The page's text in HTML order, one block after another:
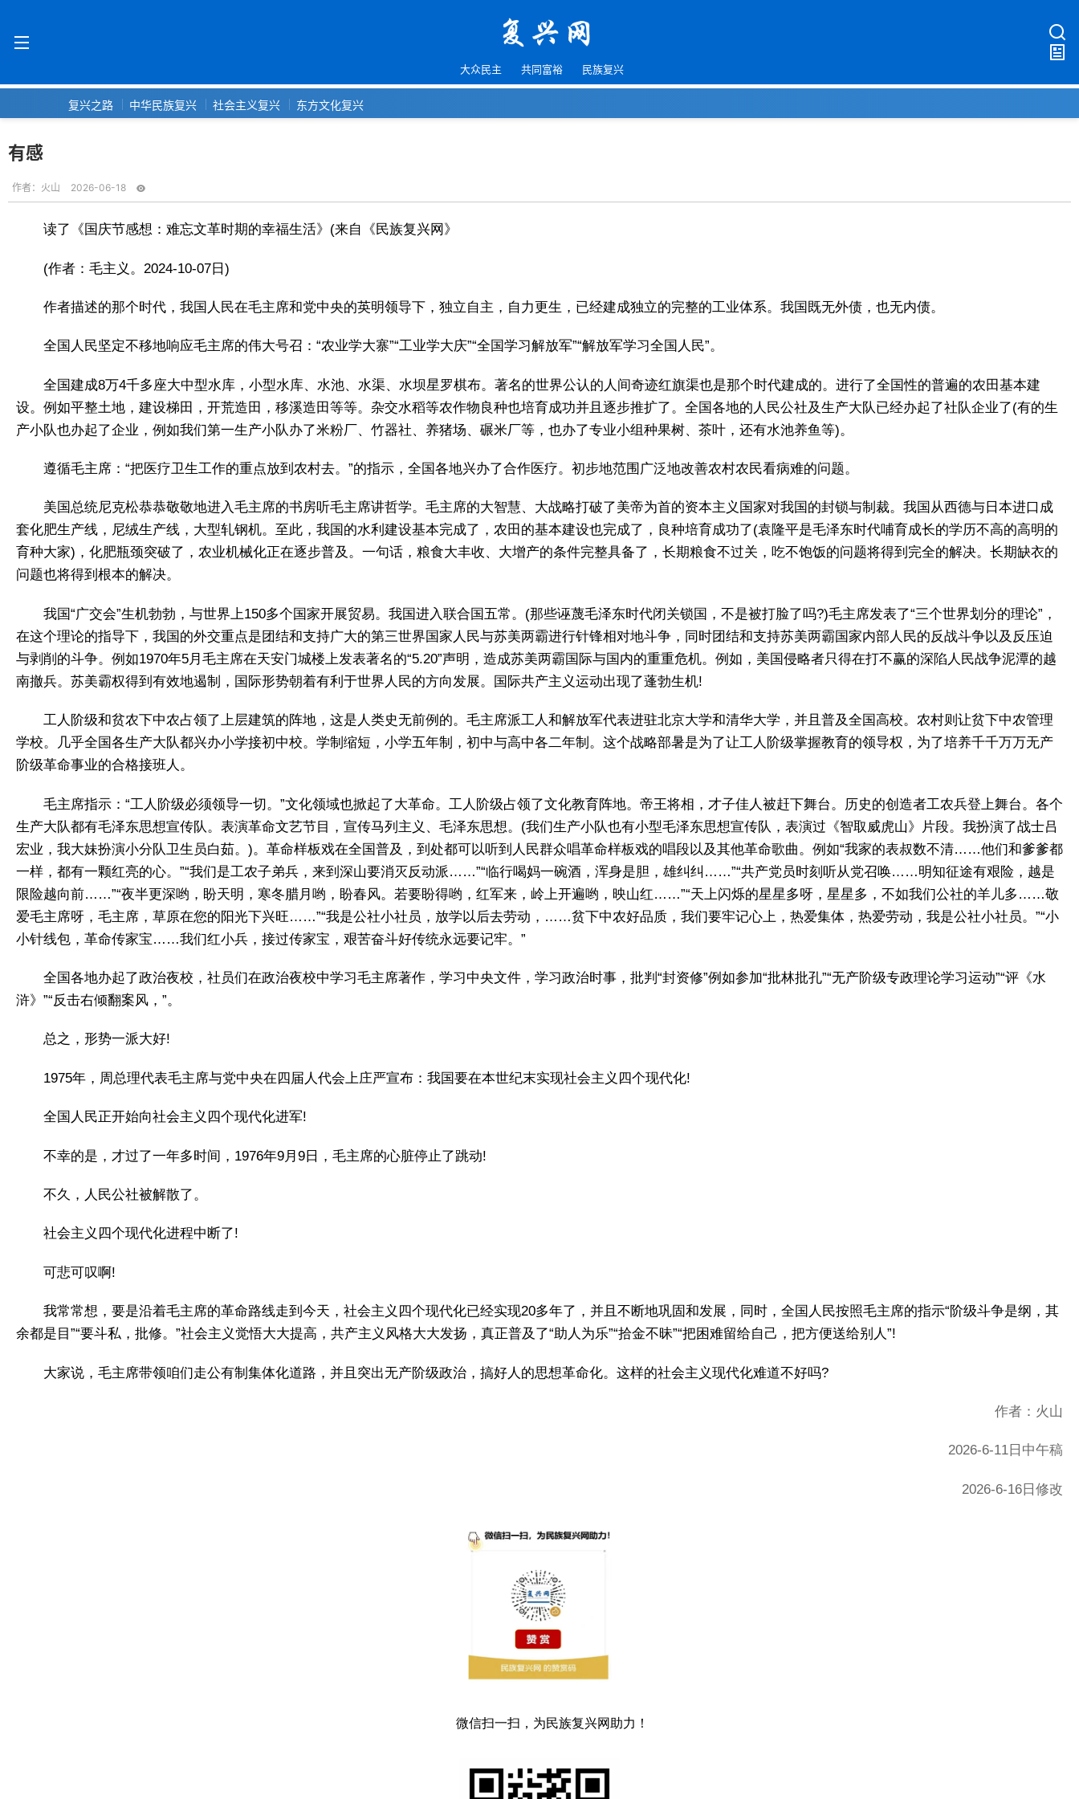
大众民主 共同富裕 民族复兴
复兴之路 中华民族复兴 社会主义复兴 东方文化复兴
有感
作者： 火山 2026-06-18
读了《国庆节感想：难忘文革时期的幸福生活》(来自《民族复兴网》
(作者：毛主义。2024-10-07日)
作者描述的那个时代，我国人民在毛主席和党中央的英明领导下，独立自主，自力更生，已经建成独立的完整的工业体系。我国既无外债，也无内债。
全国人民坚定不移地响应毛主席的伟大号召：“农业学大寨”“工业学大庆”“全国学习解放军”“解放军学习全国人民”。
全国建成8万4千多座大中型水库，小型水库、水池、水渠、水坝星罗棋布。著名的世界公认的人间奇迹红旗渠也是那个时代建成的。进行了全国性的普遍的农田基本建
设。例如平整土地，建设梯田，开荒造田，移溪造田等等。杂交水稻等农作物良种也培育成功并且逐步推扩了。全国各地的人民公社及生产大队已经办起了社队企业了(有的生
产小队也办起了企业，例如我们第一生产小队办了米粉厂、竹器社、养猪场、碾米厂等，也办了专业小组种果树、茶叶，还有水池养鱼等)。
遵循毛主席：“把医疗卫生工作的重点放到农村去。”的指示，全国各地兴办了合作医疗。初步地范围广泛地改善农村农民看病难的问题。
美国总统尼克松恭恭敬敬地进入毛主席的书房听毛主席讲哲学。毛主席的大智慧、大战略打破了美帝为首的资本主义国家对我国的封锁与制裁。我国从西德与日本进口成
套化肥生产线，尼绒生产线，大型轧钢机。至此，我国的水利建设基本完成了，农田的基本建设也完成了，良种培育成功了(袁隆平是毛泽东时代哺育成长的学历不高的高明的
育种大家)，化肥瓶颈突破了，农业机械化正在逐步普及。一句话，粮食大丰收、大增产的条件完整具备了，长期粮食不过关，吃不饱饭的问题将得到完全的解决。长期缺衣的
问题也将得到根本的解决。
我国“广交会”生机勃勃，与世界上150多个国家开展贸易。我国进入联合国五常。(那些诬蔑毛泽东时代闭关锁国，不是被打脸了吗?)毛主席发表了“三个世界划分的理论”，
在这个理论的指导下，我国的外交重点是团结和支持广大的第三世界国家人民与苏美两霸进行针锋相对地斗争，同时团结和支持苏美两霸国家内部人民的反战斗争以及反压迫
与剥削的斗争。例如1970年5月毛主席在天安门城楼上发表著名的“5.20”声明，造成苏美两霸国际与国内的重重危机。例如，美国侵略者只得在打不赢的深陷人民战争泥潭的越
南撤兵。苏美霸权得到有效地遏制，国际形势朝着有利于世界人民的方向发展。国际共产主义运动出现了蓬勃生机!
工人阶级和贫农下中农占领了上层建筑的阵地，这是人类史无前例的。毛主席派工人和解放军代表进驻北京大学和清华大学，并且普及全国高校。农村则让贫下中农管理
学校。几乎全国各生产大队都兴办小学接初中校。学制缩短，小学五年制，初中与高中各二年制。这个战略部暑是为了让工人阶级掌握教育的领导权，为了培养千千万万无产
阶级革命事业的合格接班人。
毛主席指示：“工人阶级必须领导一切。”文化领域也掀起了大革命。工人阶级占领了文化教育阵地。帝王将相，才子佳人被赶下舞台。历史的创造者工农兵登上舞台。各个
生产大队都有毛泽东思想宣传队。表演革命文艺节目，宣传马列主义、毛泽东思想。(我们生产小队也有小型毛泽东思想宣传队，表演过《智取威虎山》片段。我扮演了战士吕
宏业，我大妹扮演小分队卫生员白茹。)。革命样板戏在全国普及，到处都可以听到人民群众唱革命样板戏的唱段以及其他革命歌曲。例如“我家的表叔数不清……他们和爹爹都
一样，都有一颗红亮的心。”“我们是工农子弟兵，来到深山要消灭反动派……”“临行喝妈一碗酒，浑身是胆，雄纠纠……”“共产党员时刻听从党召唤……明知征途有艰险，越是
限险越向前……”“夜半更深哟，盼天明，寒冬腊月哟，盼春风。若要盼得哟，红军来，岭上开遍哟，映山红……”“天上闪烁的星星多呀，星星多，不如我们公社的羊儿多……敬
爱毛主席呀，毛主席，草原在您的阳光下兴旺……”“我是公社小社员，放学以后去劳动，……贫下中农好品质，我们要牢记心上，热爱集体，热爱劳动，我是公社小社员。”“小
小针线包，革命传家宝……我们红小兵，接过传家宝，艰苦奋斗好传统永远要记牢。”
全国各地办起了政治夜校，社员们在政治夜校中学习毛主席著作，学习中央文件，学习政治时事，批判“封资修”例如参加“批林批孔”“无产阶级专政理论学习运动”“评《水
浒》”“反击右倾翻案风，”。
总之，形势一派大好!
1975年，周总理代表毛主席与党中央在四届人代会上庄严宣布：我国要在本世纪末实现社会主义四个现代化!
全国人民正开始向社会主义四个现代化进军!
不幸的是，才过了一年多时间，1976年9月9日，毛主席的心脏停止了跳动!
不久，人民公社被解散了。
社会主义四个现代化进程中断了!
可悲可叹啊!
我常常想，要是沿着毛主席的革命路线走到今天，社会主义四个现代化已经实现20多年了，并且不断地巩固和发展，同时，全国人民按照毛主席的指示“阶级斗争是纲，其
余都是目”“要斗私，批修。”社会主义觉悟大大提高，共产主义风格大大发扬，真正普及了“助人为乐”“拾金不昧”“把困难留给自己，把方便送给别人”!
大家说，毛主席带领咱们走公有制集体化道路，并且突出无产阶级政治，搞好人的思想革命化。这样的社会主义现代化难道不好吗?
作者：火山
2026-6-11日中午稿
2026-6-16日修改
微信扫一扫，为民族复兴网助力！